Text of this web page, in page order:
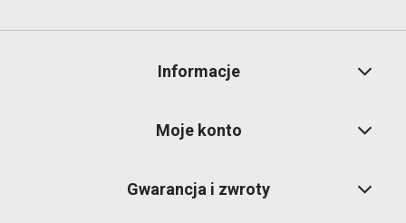
Informacje
Moje konto
Gwarancja i zwroty